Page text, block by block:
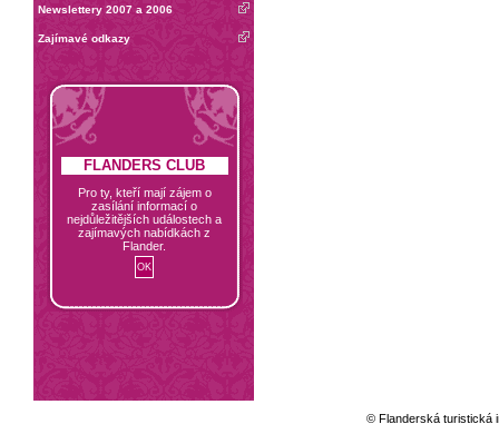
Newslettery 2007 a 2006
Zajímavé odkazy
FLANDERS CLUB
Pro ty, kteří mají zájem o
zasílání informací o
nejdůležitějších událostech a
zajímavých nabídkách z
Flander.
© Flanderská turistická